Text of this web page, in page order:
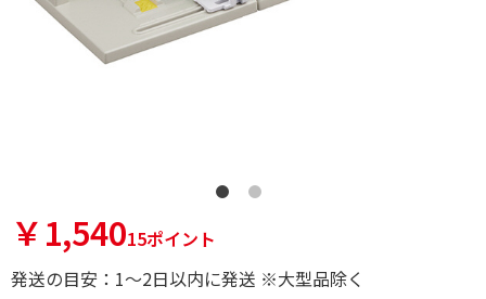
￥1,54015ポイント
発送の目安：1～2日以内に発送 ※大型品除く